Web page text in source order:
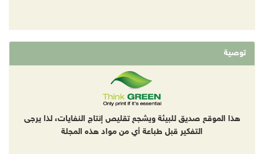
توصية
هذا الموقع صديق للبيئة ويشجع تقليص إنتاج النفايات، لذا يرجى
التفكير قبل طباعة أي من مواد هذه المجلة